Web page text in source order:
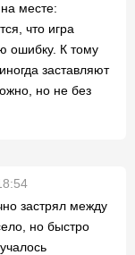
месте:
что игра
ошибку. К тому
заставляют
но не без
застрял между
но быстро